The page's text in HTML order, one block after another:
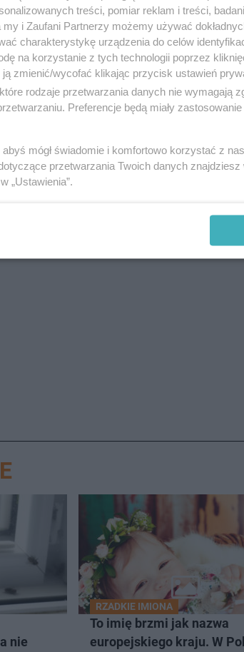
nie
RZADKIE IMIONA
To imię brzmi jak nazwa
europejskiego kraju. W
treści, pomiar reklam i treści,
i Zaufani Partnerzy możemy używać
charakterystykę urządzenia do celów
na korzystanie z tych technologii poprzez
zmienić/wycofać klikając przycisk ustawień
rodzaje przetwarzania danych nie wymagają
Preferencje będą miały
mógł świadomie i komfortowo korzystać z
przetwarzania Twoich danych znajdziesz
„Ustawienia”.